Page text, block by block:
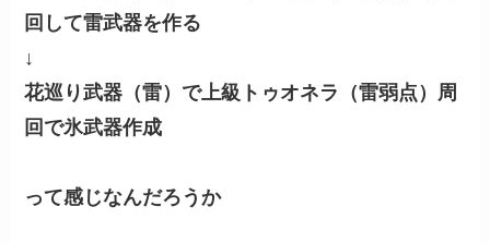
回して雷武器を作る
↓
花巡り武器（雷）で上級トゥオネラ（雷弱点）周
回で氷武器作成
って感じなんだろうか